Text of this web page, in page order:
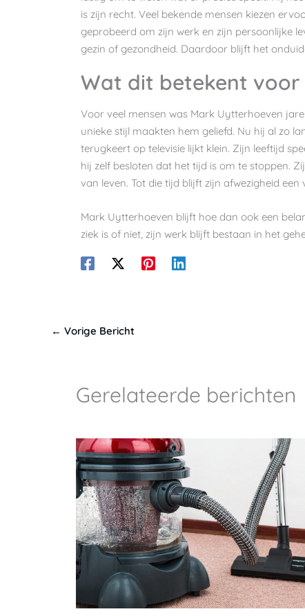
is zijn recht. Veel bekende mensen kiezen
geprobeerd om zijn werk en zijn persoonlijke
gezin of gezondheid. Daardoor blijft het
Wat dit betekent voor
Voor veel mensen was Mark Uytterhoeven
unieke stijl maakten hem geliefd. Nu hij al zo
terugkeert op televisie lijkt klein. Zijn leeftijd
hij zelf besloten dat het tijd is om te stoppen.
van leven. Tot die tijd blijft zijn afwezigheid een
Mark Uytterhoeven blijft hoe dan ook een
ziek is of niet, zijn werk blijft bestaan in het
← Vorige Bericht
Gerelateerde berichten